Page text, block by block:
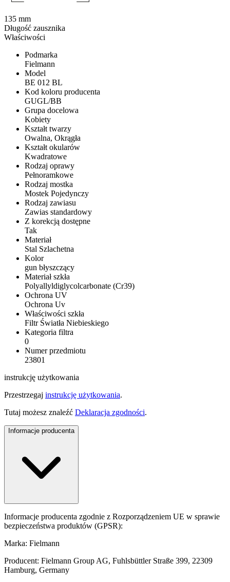
Właściwości
Podmarka
Fielmann
Model
BE 012 BL
Kod koloru producenta
GUGL/BB
Grupa docelowa
Kobiety
Kształt twarzy
Owalna, Okrągła
Kształt okularów
Kwadratowe
Rodzaj oprawy
Pełnoramkowe
Rodzaj mostka
Mostek Pojedynczy
Rodzaj zawiasu
Zawias standardowy
Z korekcją dostępne
Tak
Materiał
Stal Szlachetna
Kolor
gun błyszczący
Materiał szkła
Polyallyldiglycolcarbonate (Cr39)
Ochrona UV
Ochrona Uv
Właściwości szkła
Filtr Światła Niebieskiego
Kategoria filtra
0
Numer przedmiotu
23801
instrukcję użytkowania
Przestrzegaj instrukcję użytkowania.
Tutaj możesz znaleźć Deklaracja zgodności.
Informacje producenta
Informacje producenta zgodnie z Rozporządzeniem UE w sprawie
bezpieczeństwa produktów (GPSR):
Marka: Fielmann
Producent: Fielmann Group AG, Fuhlsbüttler Straße 399, 22309
Hamburg, Germany
135 mm
Długość zausznika